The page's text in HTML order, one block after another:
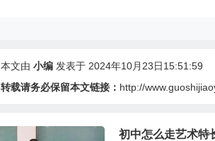
本文由 小编 发表于 2024年10月23日15:51:59
转载请务必保留本文链接： http://
初中怎么走艺术特